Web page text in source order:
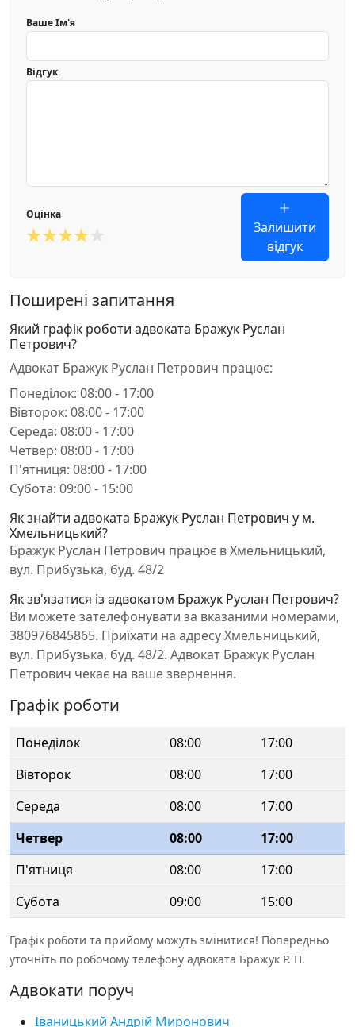
Ваше Ім'я
Відгук
Оцінка
Залишити
відгук
Поширені запитання
Який графік роботи адвоката Бражук Руслан
Петрович?
Адвокат Бражук Руслан Петрович працює:
Понеділок: 08:00 - 17:00
Вівторок: 08:00 - 17:00
Середа: 08:00 - 17:00
Четвер: 08:00 - 17:00
П'ятниця: 08:00 - 17:00
Субота: 09:00 - 15:00
Як знайти адвоката Бражук Руслан Петрович у м.
Хмельницький?
Бражук Руслан Петрович працює в Хмельницький,
вул. Прибузька, буд. 48/2
Як зв'язатися із адвокатом Бражук Руслан Петрович?
Ви можете зателефонувати за вказаними номерами,
380976845865. Приїхати на адресу Хмельницький,
вул. Прибузька, буд. 48/2. Адвокат Бражук Руслан
Петрович чекає на ваше звернення.
Графік роботи
Понеділок 08:00
17:00
Вівторок
08:00
17:00
Середа
08:00
17:00
Четвер
08:00
17:00
П'ятниця
08:00
17:00
Субота
09:00 15:00
Графік роботи та прийому можуть змінитися! Попередньо
уточніть по робочому телефону адвоката Бражук Р. П.
Адвокати поруч
Іваницький Андрій Миронович